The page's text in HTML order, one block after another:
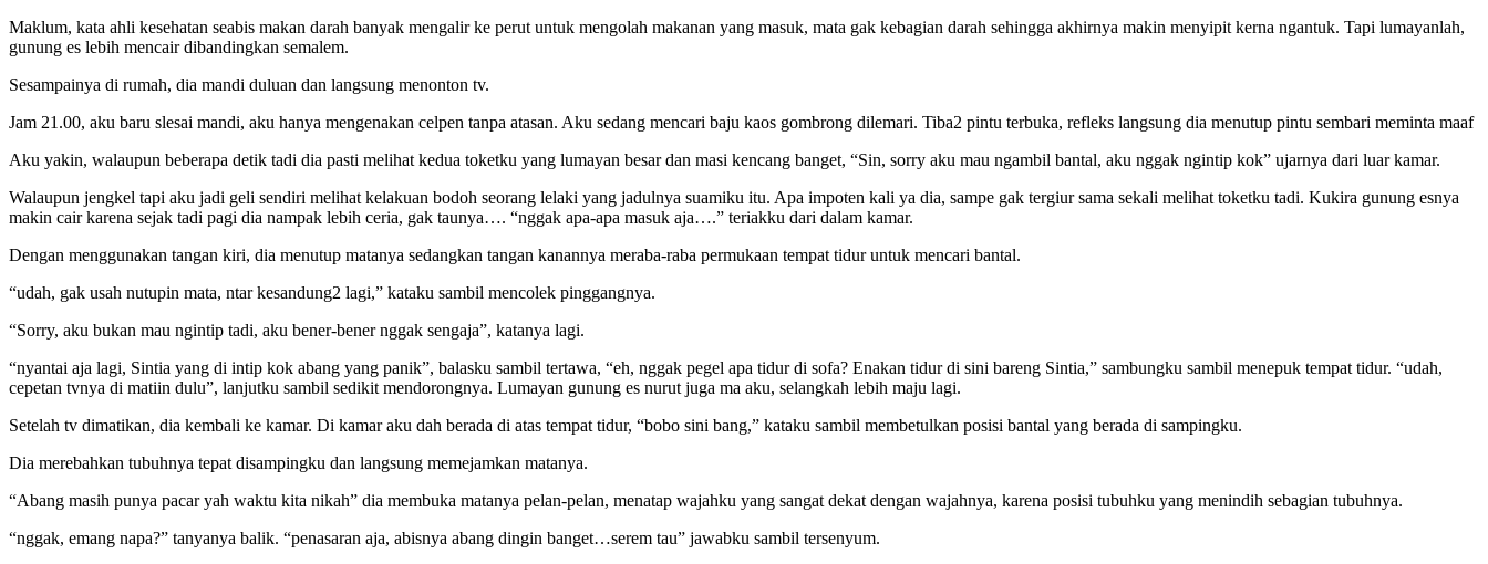
Maklum, kata ahli kesehatan seabis makan darah banyak mengalir ke perut untuk mengolah makanan yang masuk, mata gak kebagian darah sehingga akhirnya makin menyipit kerna ngantuk. Tapi lumayanlah,
gunung es lebih mencair dibandingkan semalem.
Sesampainya di rumah, dia mandi duluan dan langsung menonton tv.
Jam 21.00, aku baru slesai mandi, aku hanya mengenakan celpen tanpa atasan. Aku sedang mencari baju kaos gombrong dilemari. Tiba2 pintu terbuka, refleks langsung dia menutup pintu sembari meminta maaf
Aku yakin, walaupun beberapa detik tadi dia pasti melihat kedua toketku yang lumayan besar dan masi kencang banget, “Sin, sorry aku mau ngambil bantal, aku nggak ngintip kok” ujarnya dari luar kamar.
Walaupun jengkel tapi aku jadi geli sendiri melihat kelakuan bodoh seorang lelaki yang jadulnya suamiku itu. Apa impoten kali ya dia, sampe gak tergiur sama sekali melihat toketku tadi. Kukira gunung esnya
makin cair karena sejak tadi pagi dia nampak lebih ceria, gak taunya…. “nggak apa-apa masuk aja….” teriakku dari dalam kamar.
Dengan menggunakan tangan kiri, dia menutup matanya sedangkan tangan kanannya meraba-raba permukaan tempat tidur untuk mencari bantal.
“udah, gak usah nutupin mata, ntar kesandung2 lagi,” kataku sambil mencolek pinggangnya.
“Sorry, aku bukan mau ngintip tadi, aku bener-bener nggak sengaja”, katanya lagi.
“nyantai aja lagi, Sintia yang di intip kok abang yang panik”, balasku sambil tertawa, “eh, nggak pegel apa tidur di sofa? Enakan tidur di sini bareng Sintia,” sambungku sambil menepuk tempat tidur. “udah,
cepetan tvnya di matiin dulu”, lanjutku sambil sedikit mendorongnya. Lumayan gunung es nurut juga ma aku, selangkah lebih maju lagi.
Setelah tv dimatikan, dia kembali ke kamar. Di kamar aku dah berada di atas tempat tidur, “bobo sini bang,” kataku sambil membetulkan posisi bantal yang berada di sampingku.
Dia merebahkan tubuhnya tepat disampingku dan langsung memejamkan matanya.
“Abang masih punya pacar yah waktu kita nikah” dia membuka matanya pelan-pelan, menatap wajahku yang sangat dekat dengan wajahnya, karena posisi tubuhku yang menindih sebagian tubuhnya.
“nggak, emang napa?” tanyanya balik. “penasaran aja, abisnya abang dingin banget…serem tau” jawabku sambil tersenyum.